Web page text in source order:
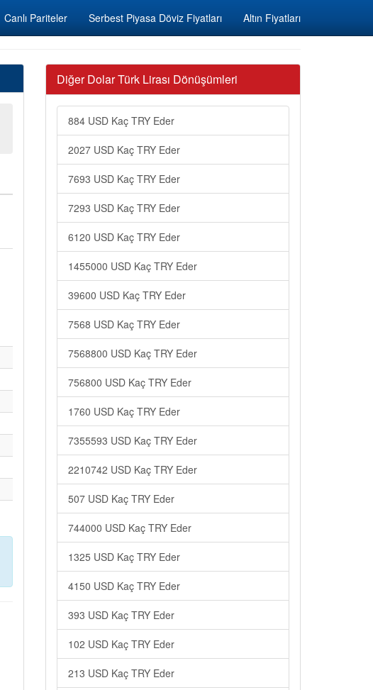
Canlı Pariteler Serbest Piyasa Döviz Fiyatları Altın Fiyatları
Diğer Dolar Türk Lirası Dönüşümleri
884 USD Kaç TRY Eder
2027 USD Kaç TRY Eder
7693 USD Kaç TRY Eder
7293 USD Kaç TRY Eder
6120 USD Kaç TRY Eder
1455000 USD Kaç TRY Eder
39600 USD Kaç TRY Eder
7568 USD Kaç TRY Eder
7568800 USD Kaç TRY Eder
756800 USD Kaç TRY Eder
1760 USD Kaç TRY Eder
7355593 USD Kaç TRY Eder
2210742 USD Kaç TRY Eder
507 USD Kaç TRY Eder
744000 USD Kaç TRY Eder
1325 USD Kaç TRY Eder
4150 USD Kaç TRY Eder
393 USD Kaç TRY Eder
102 USD Kaç TRY Eder
213 USD Kaç TRY Eder